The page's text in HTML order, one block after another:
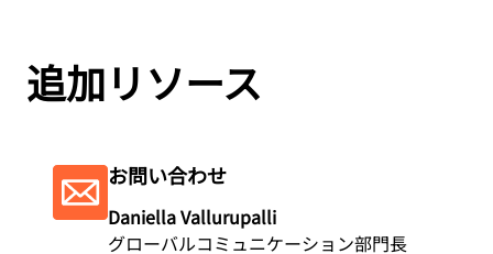
追加リソース
お問い合わせ
Daniella Vallurupalli
グローバルコミュニケーション部門長